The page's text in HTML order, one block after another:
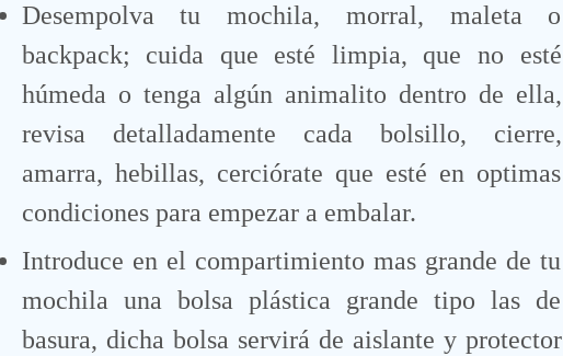
Desempolva tu mochila, morral, maleta o
backpack; cuida que esté limpia, que no esté
húmeda o tenga algún animalito dentro de ella,
revisa detalladamente cada bolsillo, cierre,
amarra, hebillas, cerciórate que esté en optimas
condiciones para empezar a embalar.
Introduce en el compartimiento mas grande de tu
mochila una bolsa plástica grande tipo las de
basura, dicha bolsa servirá de aislante y protector